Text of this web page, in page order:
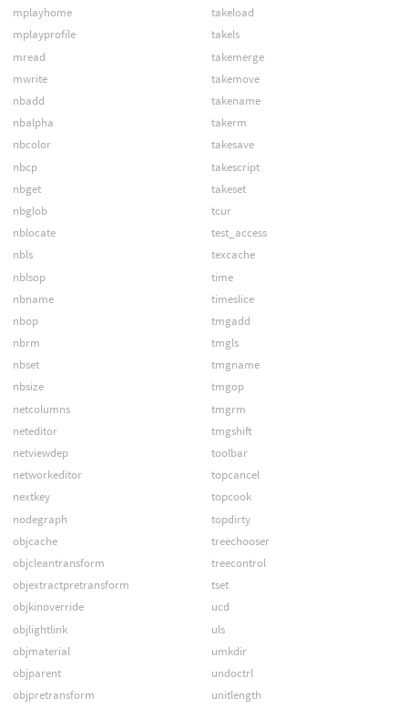
mplayhome
mplayprofile
mread
mwrite
nbadd
nbalpha
nbcolor
nbcp
nbget
nbglob
nblocate
nbls
nblsop
nbname
nbop
nbrm
nbset
nbsize
netcolumns
neteditor
netviewdep
networkeditor
nextkey
nodegraph
objcache
objcleantransform
objextractpretransform
objkinoverride
objlightlink
objmaterial
objparent
objpretransform
takeload
takels
takemerge
takemove
takename
takerm
takesave
takescript
takeset
tcur
test_access
texcache
time
timeslice
tmgadd
tmgls
tmgname
tmgop
tmgrm
tmgshift
toolbar
topcancel
topcook
topdirty
treechooser
treecontrol
tset
ucd
uls
umkdir
undoctrl
unitlength